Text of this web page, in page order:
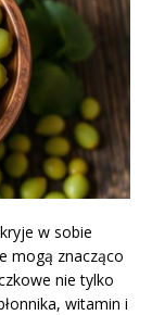
w sobie
mogą znacząco
nie tylko
witamin i